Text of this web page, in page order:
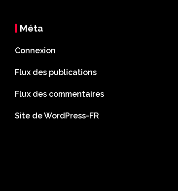
Méta
Connexion
Flux des publications
Flux des commentaires
Site de WordPress-FR